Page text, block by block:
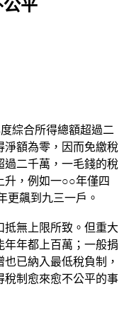
平
綜合所得總額超過二
淨額為零，因而免繳稅
二千萬，一毛錢的稅
升，例如一○○年僅四
更飆到九三一戶。
抵無上限所致。但重大
年都上百萬；一般捐
已納入最低稅負制，
稅制愈來愈不公平的事